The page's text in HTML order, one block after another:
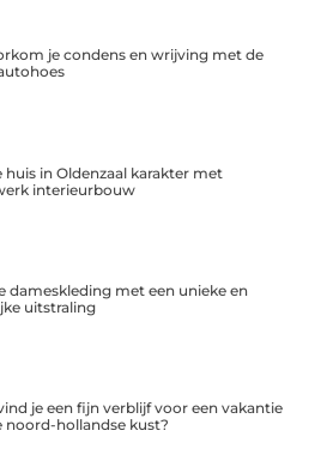
je condens en wrijving met de
huis in Oldenzaal karakter met
interieurbouw
dameskleding met een unieke en
uitstraling
je een fijn verblijf voor een vakantie
noord-hollandse kust?